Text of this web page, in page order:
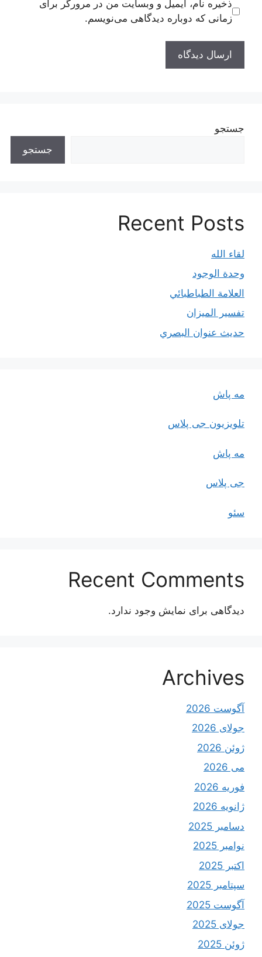
ذخیره نام، ایمیل و وبسایت من در مرورگر برای
زمانی که دوباره دیدگاهی می‌نویسم.
جستجو
جستجو
Recent Posts
لقاء الله
وحدة الوجود
العلامة الطباطبائي
تفسير الميزان
حديث عنوان البصري
مه پاش
تلویزیون جی پلاس
مه پاش
جی پلاس
سئو
Recent Comments
دیدگاهی برای نمایش وجود ندارد.
Archives
آگوست 2026
جولای 2026
ژوئن 2026
می 2026
فوریه 2026
ژانویه 2026
دسامبر 2025
نوامبر 2025
اکتبر 2025
سپتامبر 2025
آگوست 2025
جولای 2025
ژوئن 2025